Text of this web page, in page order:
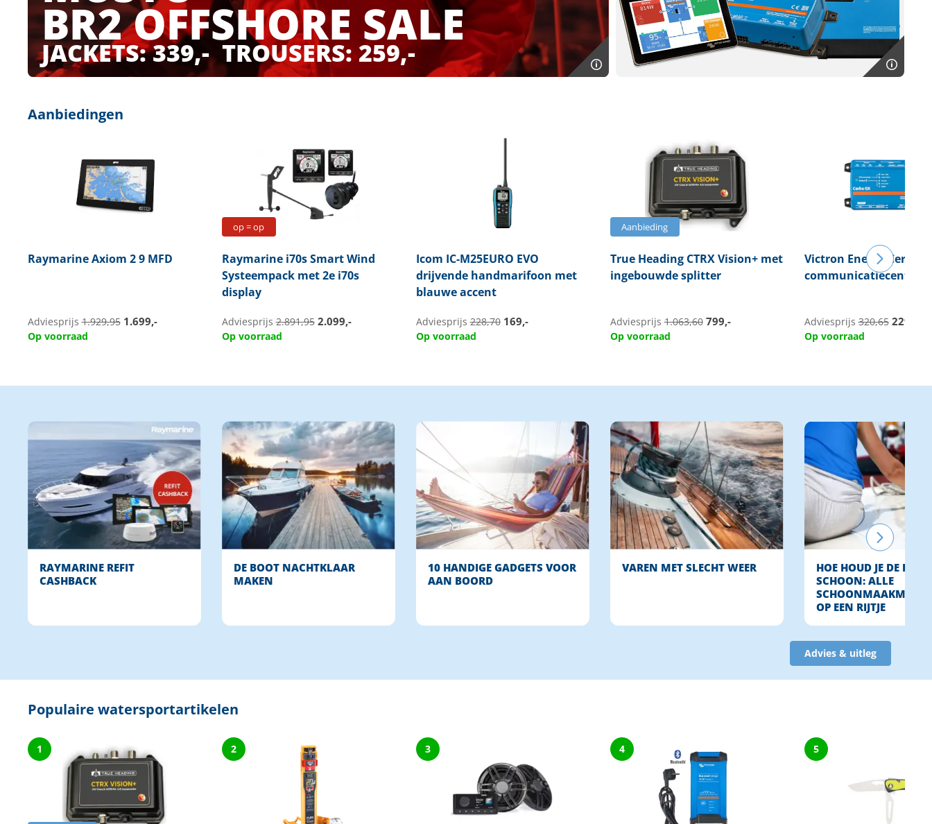
Boten, toebehoren en fun
Meubels en lifestyle
SALE
BR2 OFFSHORE SALE
JACKETS: 339,- TROUSERS: 259,-
Aanbiedingen
RaymarineAxiom 2 9 MFD
Adviesprijs1.929,95 1.699,-
Op voorraad
op = op
Raymarinei70s Smart Wind
Systeempack met 2e i70s
display
Adviesprijs2.891,95 2.099,-
Op voorraad
Icom IC-M25EURO EVO
drijvende handmarifoon met
blauwe accent
Adviesprijs228,70 169,-
Op voorraad
Aanbieding
True HeadingCTRX Vision+ met
ingebouwde splitter
Adviesprijs1.063,60 799,-
Op voorraad
Victron Energy Cerbo
communicatiecentrum
Adviesprijs320,65 229,95
Op voorraad
RAYMARINE REFIT
CASHBACK
DE BOOT NACHTKLAAR
MAKEN
10 HANDIGE GADGETS VOOR
AAN BOORD
VAREN MET SLECHT WEER
HOE HOUD JE DE BOOT
SCHOON: ALLE
OP EEN RIJTJE
Advies & uitleg
Populaire watersportartikelen